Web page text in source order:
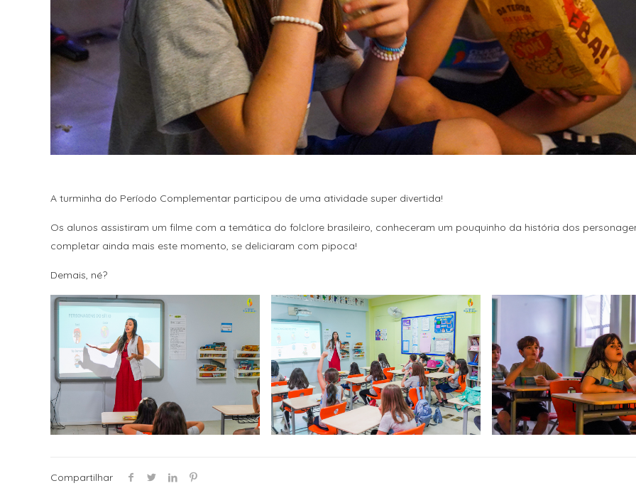
A turminha do Período Complementar participou de uma atividade super divertida!
Os alunos assistiram um filme com a temática do folclore brasileiro, conheceram um pouquinho da história dos
completar ainda mais este momento, se deliciaram com pipoca!
Demais, né?
Compartilhar